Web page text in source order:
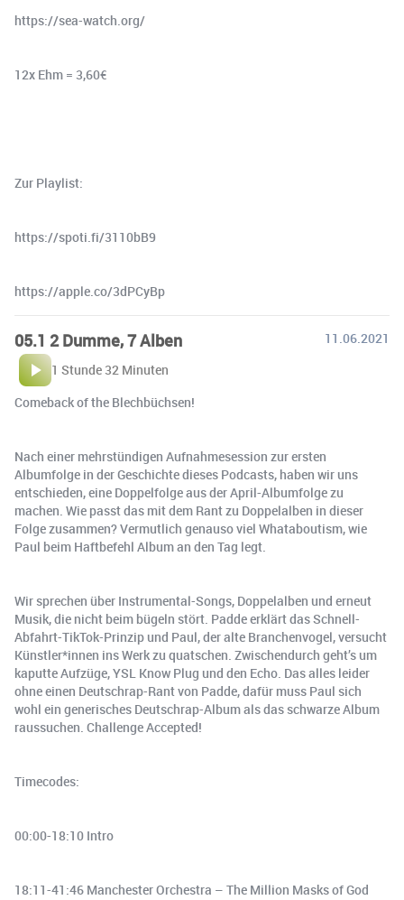
https://sea-watch.org/
12x Ehm = 3,60€
Zur Playlist:
https://spoti.fi/3110bB9
https://apple.co/3dPCyBp
05.1 2 Dumme, 7 Alben
11.06.2021
1 Stunde 32 Minuten
Comeback of the Blechbüchsen!
Nach einer mehrstündigen Aufnahmesession zur ersten
Albumfolge in der Geschichte dieses Podcasts, haben wir uns
entschieden, eine Doppelfolge aus der April-Albumfolge zu
machen. Wie passt das mit dem Rant zu Doppelalben in dieser
Folge zusammen? Vermutlich genauso viel Whataboutism, wie
Paul beim Haftbefehl Album an den Tag legt.
Wir sprechen über Instrumental-Songs, Doppelalben und erneut
Musik, die nicht beim bügeln stört. Padde erklärt das Schnell-
Abfahrt-TikTok-Prinzip und Paul, der alte Branchenvogel, versucht
Künstler*innen ins Werk zu quatschen. Zwischendurch geht’s um
kaputte Aufzüge, YSL Know Plug und den Echo. Das alles leider
ohne einen Deutschrap-Rant von Padde, dafür muss Paul sich
wohl ein generisches Deutschrap-Album als das schwarze Album
raussuchen. Challenge Accepted!
Timecodes:
00:00-18:10 Intro
18:11-41:46 Manchester Orchestra – The Million Masks of God